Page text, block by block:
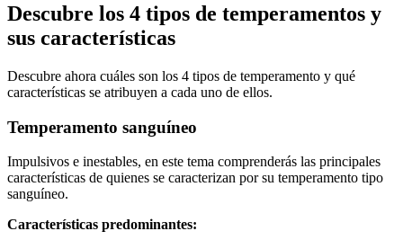
Descubre los 4 tipos de temperamentos y
sus características
Descubre ahora cuáles son los 4 tipos de temperamento y qué
características se atribuyen a cada uno de ellos.
Temperamento sanguíneo
Impulsivos e inestables, en este tema comprenderás las principales
características de quienes se caracterizan por su temperamento tipo
sanguíneo.
Características predominantes: